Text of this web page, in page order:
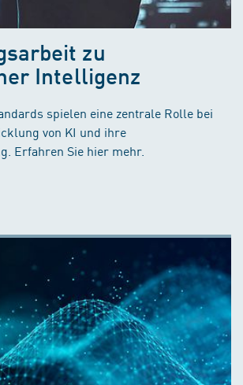
zu
Intelligenz
spielen eine zentrale Rolle bei
von KI und ihre
Erfahren Sie hier mehr.